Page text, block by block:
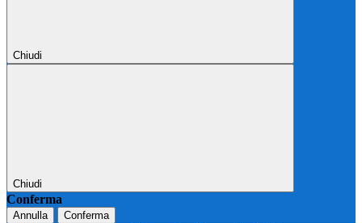
Chiudi
Chiudi
Conferma
Annulla Conferma